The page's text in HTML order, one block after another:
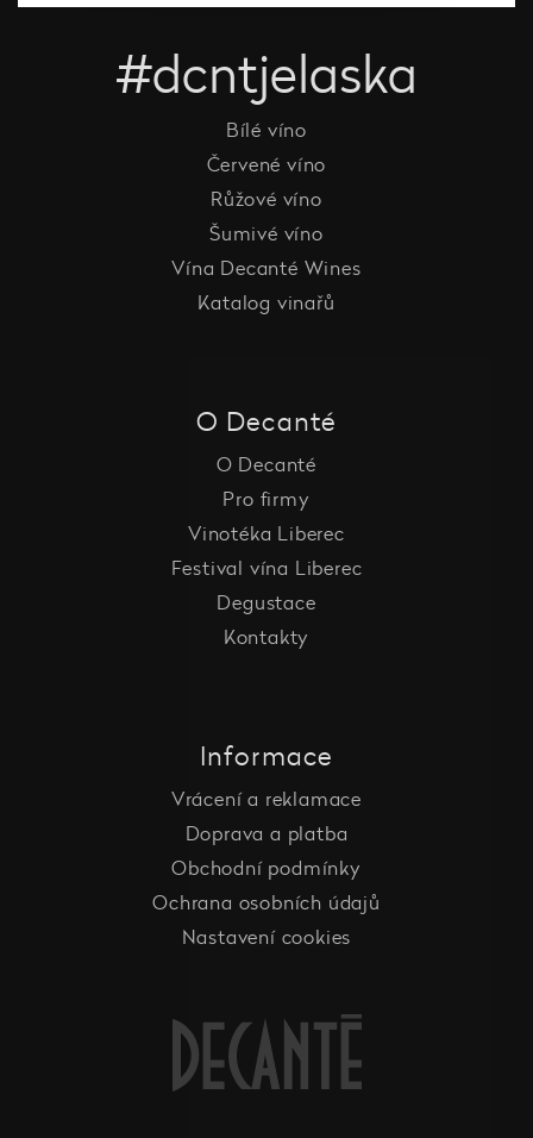
#dcntjelaska
Bílé víno
Červené víno
Růžové víno
Šumivé víno
Vína Decanté Wines
Katalog vinařů
O Decanté
O Decanté
Pro firmy
Vinotéka Liberec
Festival vína Liberec
Degustace
Kontakty
Informace
Vrácení a reklamace
Doprava a platba
Obchodní podmínky
Ochrana osobních údajů
Nastavení cookies